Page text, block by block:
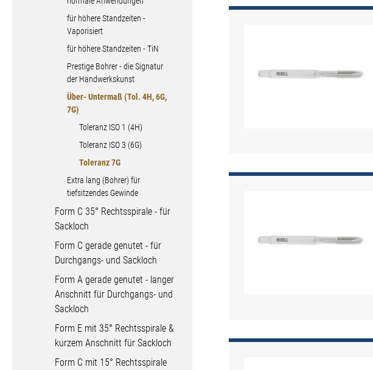
für höhere Standzeiten -
Vaporisiert
für höhere Standzeiten - TiN
Prestige Bohrer - die Signatur
der Handwerkskunst
Über- Untermaß (Tol. 4H, 6G,
7G)
Toleranz ISO 1 (4H)
Toleranz ISO 3 (6G)
Toleranz 7G
Extra lang (Bohrer) für
tiefsitzendes Gewinde
Form C 35° Rechtsspirale - für
Sackloch
Form C gerade genutet - für
Durchgangs- und Sackloch
Form A gerade genutet - langer
Anschnitt für Durchgangs- und
Sackloch
Form E mit 35° Rechtsspirale &
kurzem Anschnitt für Sackloch
Form C mit 15° Rechtsspirale